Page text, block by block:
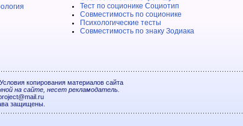
Тест по соционике Социотип
Совместимость по соционике
Психологические тесты
Совместимость по знаку Зодиака
Условия копирования материалов сайта
на сайте, несет рекламодатель.
защищены.